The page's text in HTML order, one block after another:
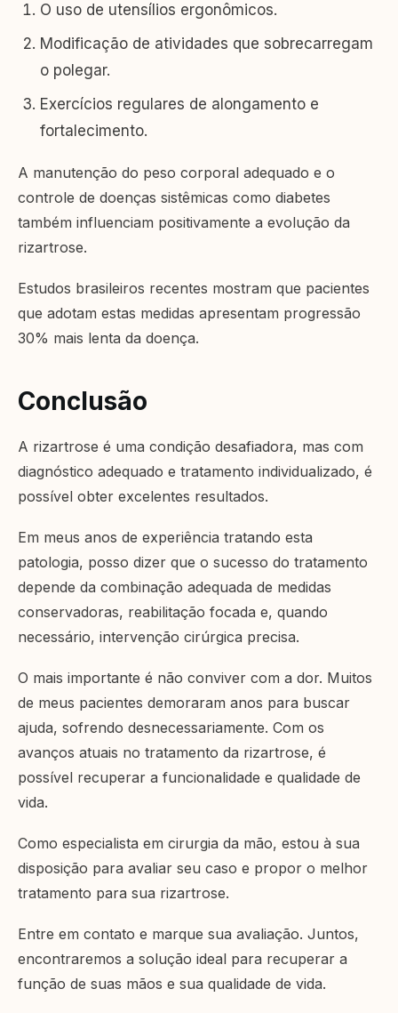
O uso de utensílios ergonômicos.
Modificação de atividades que sobrecarregam
o polegar.
Exercícios regulares de alongamento e
fortalecimento.
A manutenção do peso corporal adequado e o
controle de doenças sistêmicas como diabetes
também influenciam positivamente a evolução da
rizartrose.
Estudos brasileiros recentes mostram que pacientes
que adotam estas medidas apresentam progressão
30% mais lenta da doença.
Conclusão
A rizartrose é uma condição desafiadora, mas com
diagnóstico adequado e tratamento individualizado, é
possível obter excelentes resultados.
Em meus anos de experiência tratando esta
patologia, posso dizer que o sucesso do tratamento
depende da combinação adequada de medidas
conservadoras, reabilitação focada e, quando
necessário, intervenção cirúrgica precisa.
O mais importante é não conviver com a dor. Muitos
de meus pacientes demoraram anos para buscar
ajuda, sofrendo desnecessariamente. Com os
avanços atuais no tratamento da rizartrose, é
possível recuperar a funcionalidade e qualidade de
vida.
Como especialista em cirurgia da mão, estou à sua
disposição para avaliar seu caso e propor o melhor
tratamento para sua rizartrose.
Entre em contato e marque sua avaliação. Juntos,
encontraremos a solução ideal para recuperar a
função de suas mãos e sua qualidade de vida.